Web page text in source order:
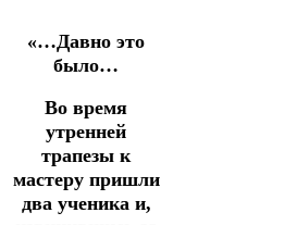
«…Давно это
было…
Во время
утренней
трапезы к
мастеру пришли
два ученика и,